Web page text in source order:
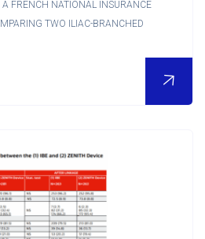
A FRENCH NATIONAL INSURANCE
TWO ILIAC-BRANCHED